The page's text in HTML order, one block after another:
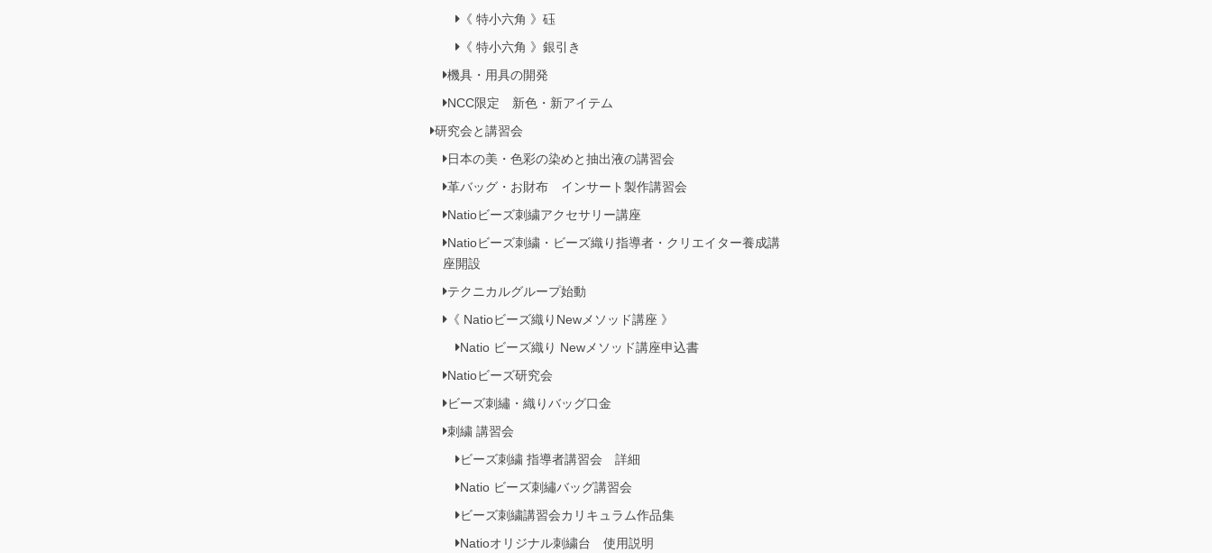
《 特小六角 》砡
《 特小六角 》銀引き
機具・用具の開発
NCC限定 新色・新アイテム
研究会と講習会
日本の美・色彩の染めと抽出液の講習会
革バッグ・お財布 インサート製作講習会
Natioビーズ刺繍アクセサリー講座
Natioビーズ刺繍・ビーズ織り指導者・クリエイター養成講
座開設
テクニカルグループ始動
《 Natioビーズ織りNewメソッド講座 》
Natio ビーズ織り Newメソッド講座申込書
Natioビーズ研究会
ビーズ刺繡・織りバッグ口金
刺繍 講習会
ビーズ刺繍 指導者講習会 詳細
Natio ビーズ刺繡バッグ講習会
ビーズ刺繍講習会カリキュラム作品集
Natioオリジナル刺繍台 使用説明